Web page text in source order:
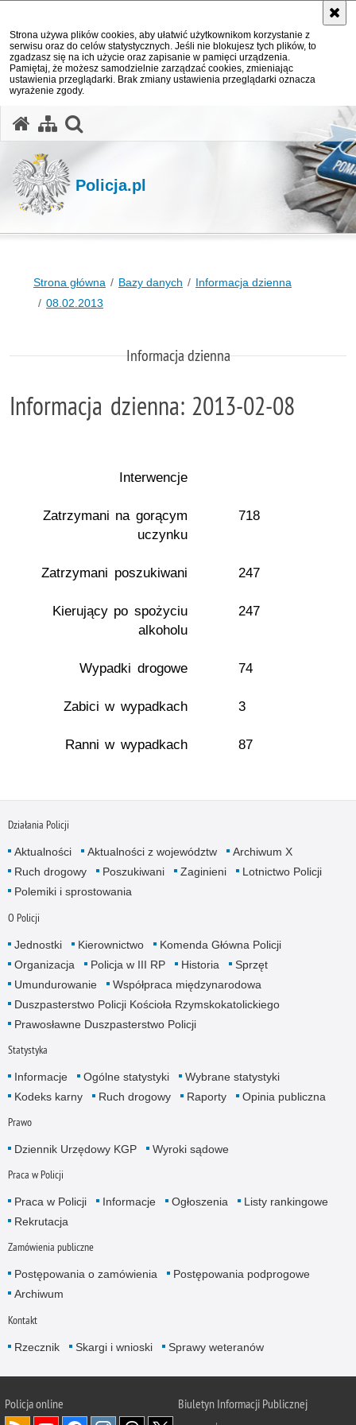
Strona używa plików cookies, aby ułatwić użytkownikom korzystanie z
serwisu oraz do celów statystycznych. Jeśli nie blokujesz tych plików, to
zgadzasz się na ich użycie oraz zapisanie w pamięci urządzenia.
Pamiętaj, że możesz samodzielnie zarządzać cookies, zmieniając
ustawienia przeglądarki. Brak zmiany ustawienia przeglądarki oznacza
wyrażenie zgody.
Policja.pl
Strona główna Bazy danych
Informacja dzienna
08.02.2013
Informacja dzienna
Informacja dzienna: 2013-02-08
Interwencje
Zatrzymani na gorącym
uczynku
718
Zatrzymani poszukiwani 247
Kierujący po spożyciu
alkoholu
247
Wypadki drogowe 74
Zabici w wypadkach 3
Ranni w wypadkach 87
Działania Policji
Aktualności Aktualności z województw
Archiwum X
Ruch drogowy
Poszukiwani Zaginieni
Lotnictwo Policji
Polemiki i sprostowania
O Policji
Jednostki Kierownictwo
Komenda Główna Policji
Organizacja
Policja w III RP Historia
Sprzęt
Umundurowanie
Współpraca międzynarodowa
Duszpasterstwo Policji Kościoła Rzymskokatolickiego
Prawosławne Duszpasterstwo Policji
Statystyka
Informacje Ogólne statystyki
Wybrane statystyki
Kodeks karny
Ruch drogowy Raporty Opinia publiczna
Prawo
Dziennik Urzędowy KGP Wyroki sądowe
Praca w Policji
Praca w Policji Informacje Ogłoszenia
Listy rankingowe
Rekrutacja
Zamówienia publiczne
Postępowania o zamówienia
Postępowania podprogowe
Archiwum
Kontakt
Rzecznik Skargi i wnioski Sprawy weteranów
Policjaonline
Biuletyn Informacji Publicznej